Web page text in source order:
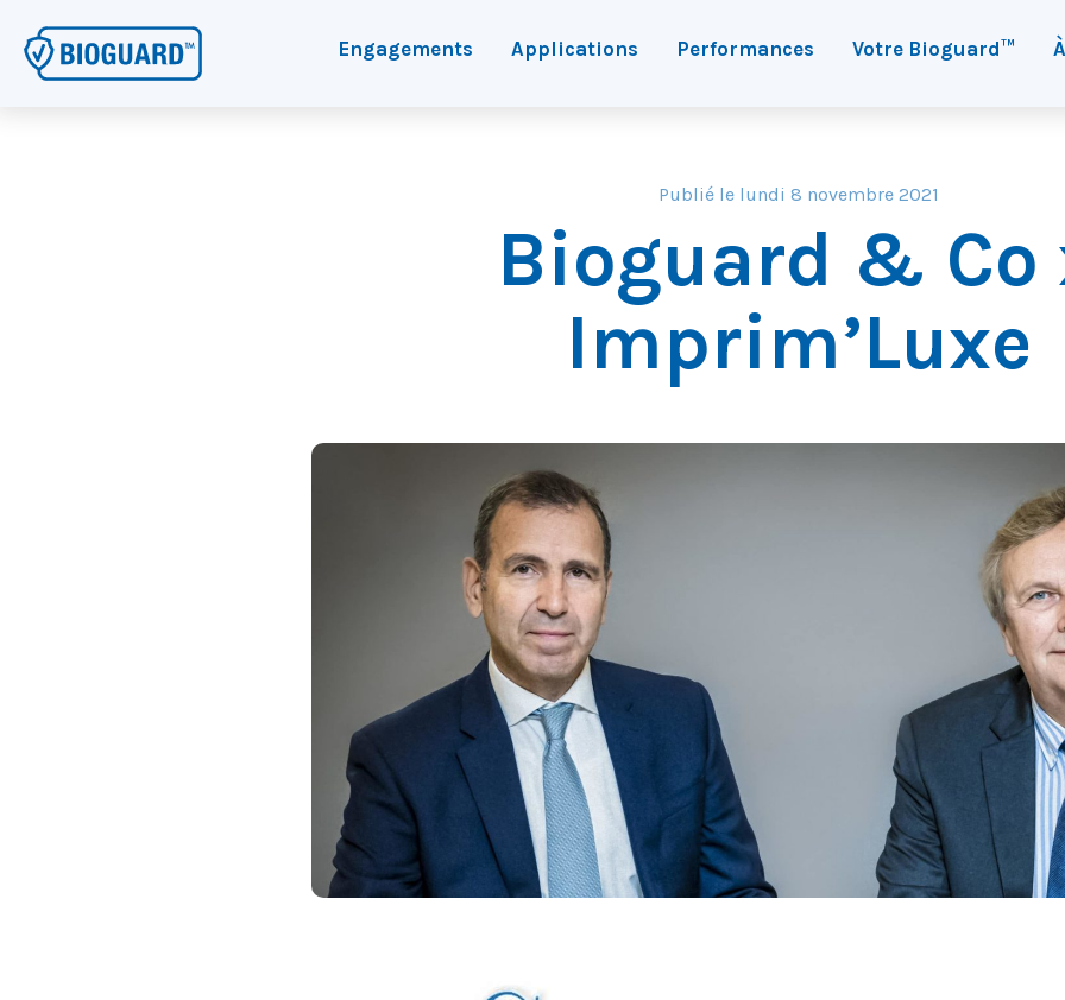
Engagements Applications Performances Votre Bioguard™
Publié le lundi 8 novembre 2021
Bioguard & Co
Imprim’Luxe